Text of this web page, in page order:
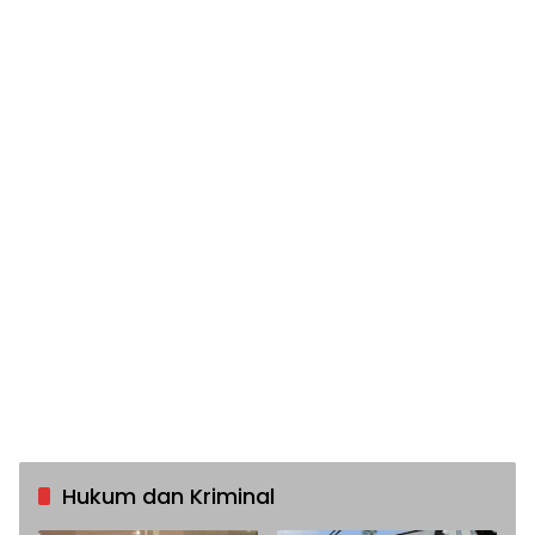
Hukum dan Kriminal